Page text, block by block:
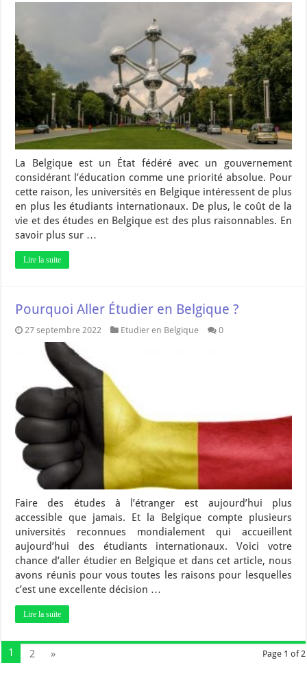
La Belgique est un État fédéré avec un gouvernement
considérant l’éducation comme une priorité absolue. Pour
cette raison, les universités en Belgique intéressent de plus
en plus les étudiants internationaux. De plus, le coût de la
vie et des études en Belgique est des plus raisonnables. En
savoir plus sur …
Lire la suite
Pourquoi Aller Étudier en Belgique ?
27 septembre 2022 Etudier en Belgique 0
Faire des études à l’étranger est aujourd’hui plus
accessible que jamais. Et la Belgique compte plusieurs
universités reconnues mondialement qui accueillent
aujourd’hui des étudiants internationaux. Voici votre
chance d’aller étudier en Belgique et dans cet article, nous
avons réunis pour vous toutes les raisons pour lesquelles
c’est une excellente décision …
Lire la suite
Page 1 of 2
1 2 »